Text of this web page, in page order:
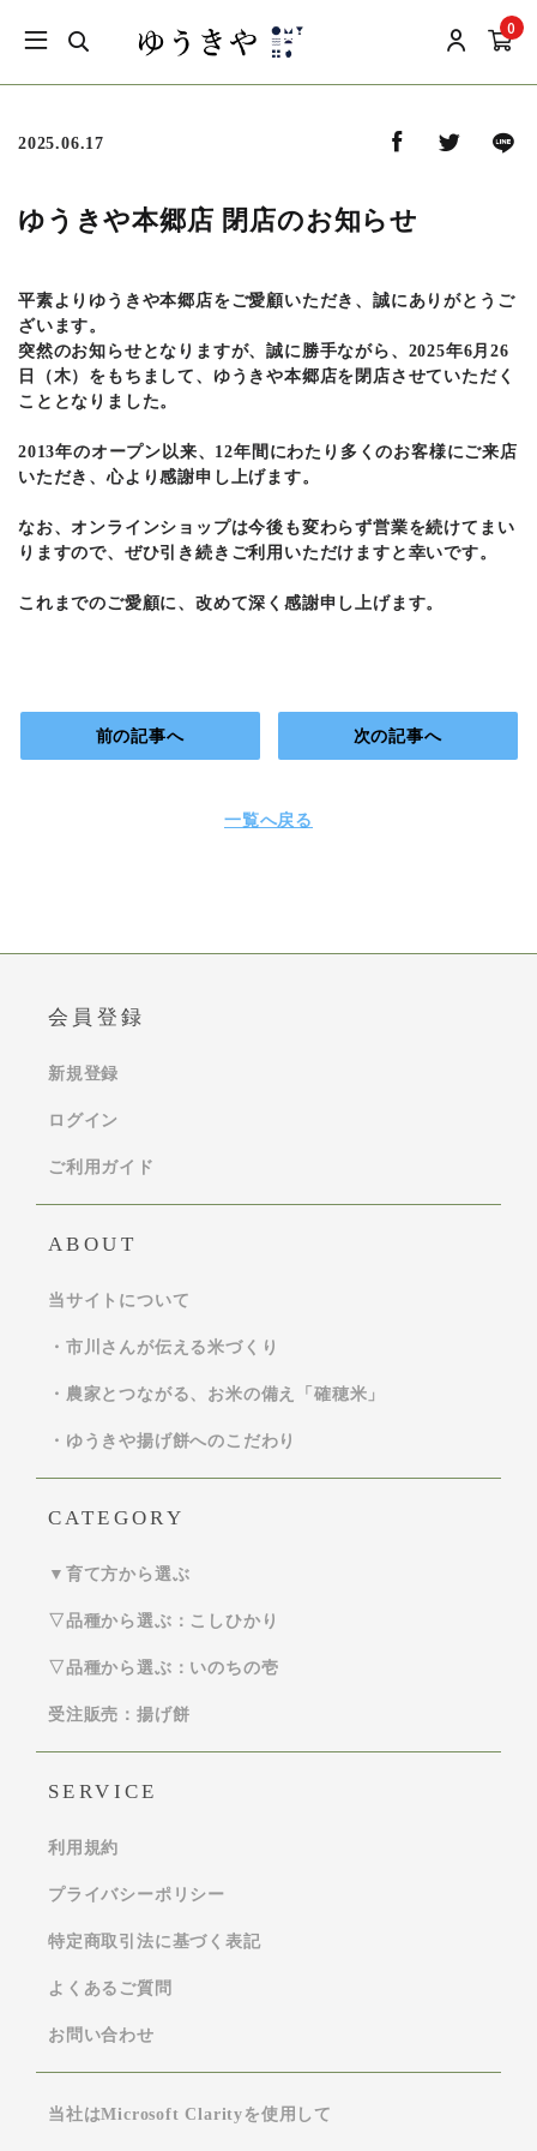
0
2025.06.17
ゆうきや本郷店 閉店のお知らせ
平素よりゆうきや本郷店をご愛顧いただき、誠にありがとうご
ざいます。
突然のお知らせとなりますが、誠に勝手ながら、2025年6月26
日（木）をもちまして、ゆうきや本郷店を閉店させていただく
こととなりました。
2013年のオープン以来、12年間にわたり多くのお客様にご来店
いただき、心より感謝申し上げます。
なお、オンラインショップは今後も変わらず営業を続けてまい
りますので、ぜひ引き続きご利用いただけますと幸いです。
これまでのご愛顧に、改めて深く感謝申し上げます。
前の記事へ
一覧へ戻る
次の記事へ
会員登録
新規登録
ログイン
ご利用ガイド
ABOUT
当サイトについて
・市川さんが伝える米づくり
・農家とつながる、お米の備え「確穂米」
・ゆうきや揚げ餅へのこだわり
CATEGORY
▼育て方から選ぶ
▽品種から選ぶ：こしひかり
▽品種から選ぶ：いのちの壱
受注販売：揚げ餅
SERVICE
利用規約
プライバシーポリシー
特定商取引法に基づく表記
よくあるご質問
お問い合わせ
当社はMicrosoft Clarityを使用して